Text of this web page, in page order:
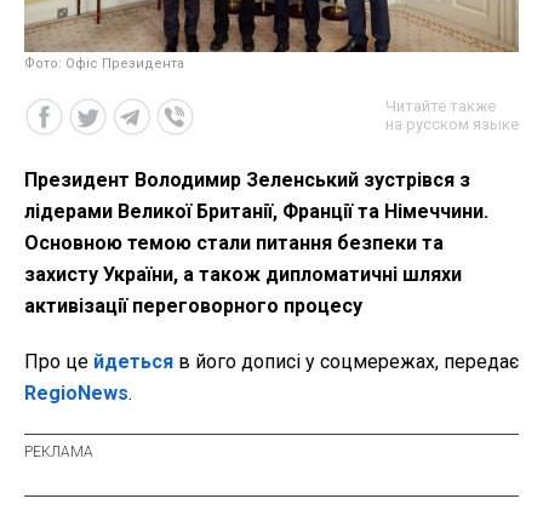
Фото: Офіс Президента
Читайте также
на русском языке
Президент Володимир Зеленський зустрівся з
лідерами Великої Британії, Франції та Німеччини.
Основною темою стали питання безпеки та
захисту України, а також дипломатичні шляхи
активізації переговорного процесу
Про це йдеться в його дописі у соцмережах, передає
RegioNews.